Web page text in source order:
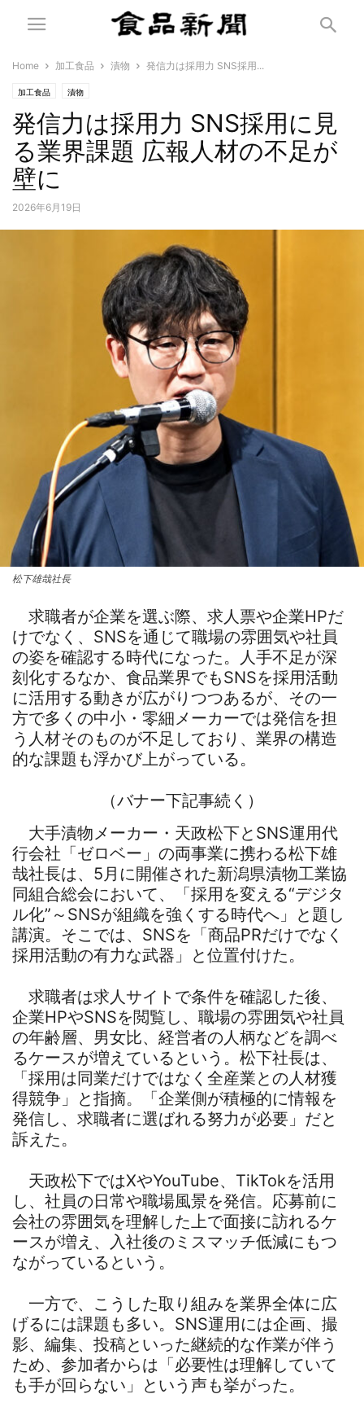
Home 加工食品 漬物 発信力は採用力 SNS採用...
加工食品 漬物
発信力は採用力 SNS採用に見
る業界課題 広報人材の不足が
壁に
2026年6月19日
松下雄哉社長
求職者が企業を選ぶ際、求人票や企業HPだ
けでなく、SNSを通じて職場の雰囲気や社員
の姿を確認する時代になった。人手不足が深
刻化するなか、食品業界でもSNSを採用活動
に活用する動きが広がりつつあるが、その一
方で多くの中小・零細メーカーでは発信を担
う人材そのものが不足しており、業界の構造
的な課題も浮かび上がっている。
（バナー下記事続く）
大手漬物メーカー・天政松下とSNS運用代
行会社「ゼロベー」の両事業に携わる松下雄
哉社長は、5月に開催された新潟県漬物工業協
同組合総会において、「採用を変える“デジタ
ル化”～SNSが組織を強くする時代へ」と題し
講演。そこでは、SNSを「商品PRだけでなく
採用活動の有力な武器」と位置付けた。
求職者は求人サイトで条件を確認した後、
企業HPやSNSを閲覧し、職場の雰囲気や社員
の年齢層、男女比、経営者の人柄などを調べ
るケースが増えているという。松下社長は、
「採用は同業だけではなく全産業との人材獲
得競争」と指摘。「企業側が積極的に情報を
発信し、求職者に選ばれる努力が必要」だと
訴えた。
天政松下ではXやYouTube、TikTokを活用
し、社員の日常や職場風景を発信。応募前に
会社の雰囲気を理解した上で面接に訪れるケ
ースが増え、入社後のミスマッチ低減にもつ
ながっているという。
一方で、こうした取り組みを業界全体に広
げるには課題も多い。SNS運用には企画、撮
影、編集、投稿といった継続的な作業が伴う
ため、参加者からは「必要性は理解していて
も手が回らない」という声も挙がった。